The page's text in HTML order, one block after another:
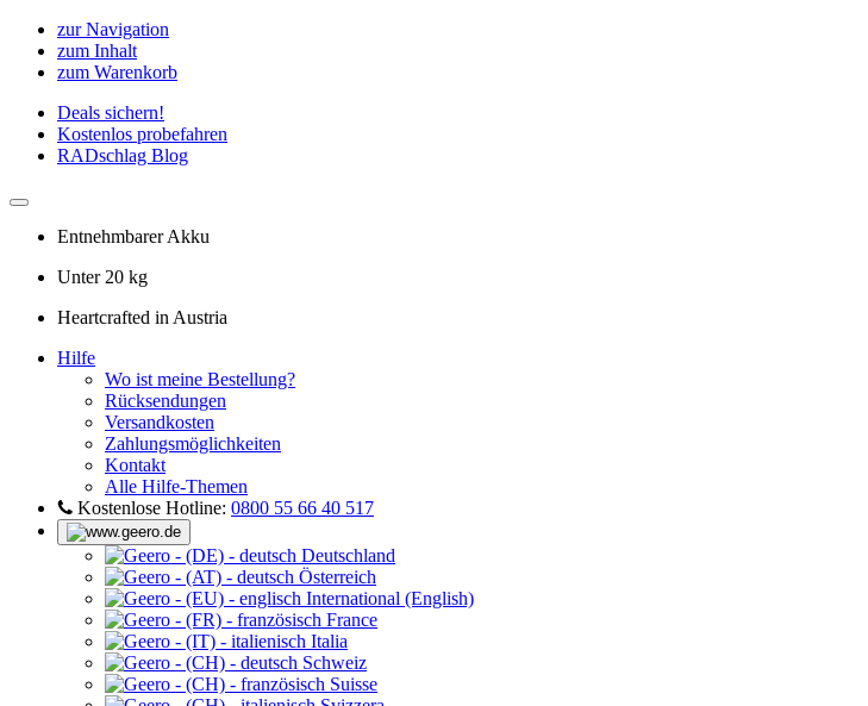
zur Navigation
zum Inhalt
zum Warenkorb
Deals sichern!
Kostenlos probefahren
RADschlag Blog
Entnehmbarer Akku
Unter 20 kg
Heartcrafted in Austria
Hilfe
Wo ist meine Bestellung?
Rücksendungen
Versandkosten
Zahlungsmöglichkeiten
Kontakt
Alle Hilfe-Themen
Kostenlose Hotline: 0800 55 66 40 517
Deutschland
Österreich
International (English)
France
Italia
Schweiz
Suisse